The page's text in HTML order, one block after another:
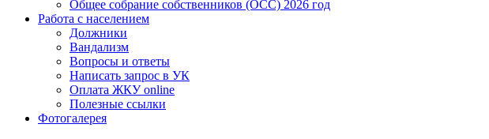
Общее собрание собственников (ОСС) 2026 год
Работа с населением
Должники
Вандализм
Вопросы и ответы
Написать запрос в УК
Оплата ЖКУ online
Полезные ссылки
Фотогалерея